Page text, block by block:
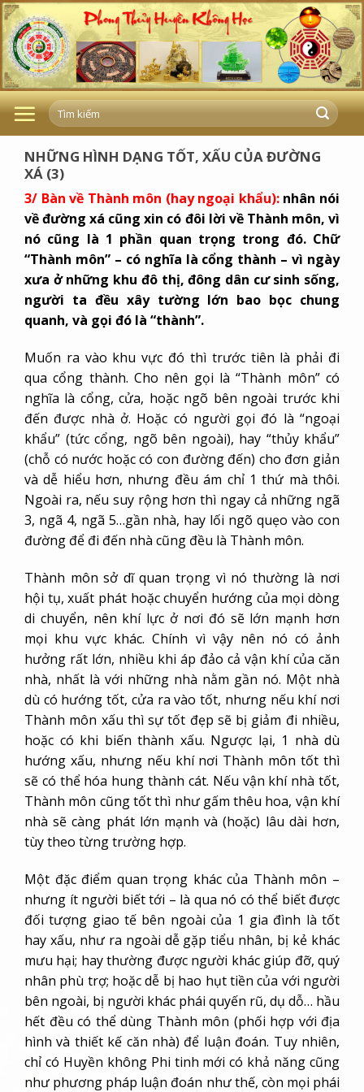
Skip
to
content
NHỮNG HÌNH DẠNG TỐT, XẤU CỦA ĐƯỜNG
XÁ (3)
3/ Bàn về Thành môn (hay ngoại khẩu): nhân nói
về đường xá cũng xin có đôi lời về Thành môn, vì
nó cũng là 1 phần quan trọng trong đó. Chữ
“Thành môn” – có nghĩa là cổng thành – vì ngày
xưa ở những khu đô thị, đông dân cư sinh sống,
người ta đều xây tường lớn bao bọc chung
quanh, và gọi đó là “thành”.
Muốn ra vào khu vực đó thì trước tiên là phải đi
qua cổng thành. Cho nên gọi là “Thành môn” có
nghĩa là cổng, cửa, hoặc ngõ bên ngoài trước khi
đến được nhà ở. Hoặc có người gọi đó là “ngoại
khẩu” (tức cổng, ngõ bên ngoài), hay “thủy khẩu”
(chỗ có nước hoặc có con đường đến) cho đơn giản
và dễ hiểu hơn, nhưng đều ám chỉ 1 thứ mà thôi.
Ngoài ra, nếu suy rộng hơn thì ngay cả những ngã
3, ngã 4, ngã 5…gần nhà, hay lối ngõ quẹo vào con
đường để đi đến nhà cũng đều là Thành môn.
Thành môn sở dĩ quan trọng vì nó thường là nơi
hội tụ, xuất phát hoặc chuyển hướng của mọi dòng
di chuyển, nên khí lực ở nơi đó sẽ lớn mạnh hơn
mọi khu vực khác. Chính vì vậy nên nó có ảnh
hưởng rất lớn, nhiều khi áp đảo cả vận khí của căn
nhà, nhất là với những nhà nằm gần nó. Một nhà
dù có hướng tốt, cửa ra vào tốt, nhưng nếu khí nơi
Thành môn xấu thì sự tốt đẹp sẽ bị giảm đi nhiều,
hoặc có khi biến thành xấu. Ngược lại, 1 nhà dù
hướng xấu, nhưng nếu khí nơi Thành môn tốt thì
sẽ có thể hóa hung thành cát. Nếu vận khí nhà tốt,
Thành môn cũng tốt thì như gấm thêu hoa, vận khí
nhà sẽ càng phát lớn mạnh và (hoặc) lâu dài hơn,
tùy theo từng trường hợp.
Một đặc điểm quan trọng khác của Thành môn –
nhưng ít người biết tới – là qua nó có thể biết được
đối tượng giao tế bên ngoài của 1 gia đình là tốt
hay xấu, như ra ngoài dễ gặp tiểu nhân, bị kẻ khác
mưu hại; hay thường được người khác giúp đỡ, quý
nhân phù trợ; hoặc dễ bị hao hụt tiền của với người
bên ngoài, bị người khác phái quyến rũ, dụ dỗ… hầu
hết đều có thể dùng Thành môn (phối hợp với địa
hình và thiết kế căn nhà) để luận đoán. Tuy nhiên,
chỉ có Huyền không Phi tinh mới có khả năng cũng
như phương pháp luận đoán như thế, còn mọi phái